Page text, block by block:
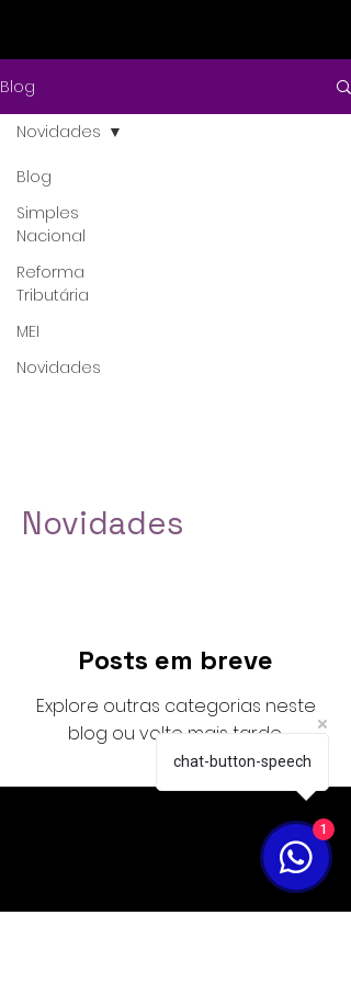
Blog
Blog
Simples
Nacional
Reforma
Tributária
MEI
Novidades
Novidades
Novidades
Posts em breve
Explore outras categorias neste
blog ou volte mais tarde.
chat-button-speech
1